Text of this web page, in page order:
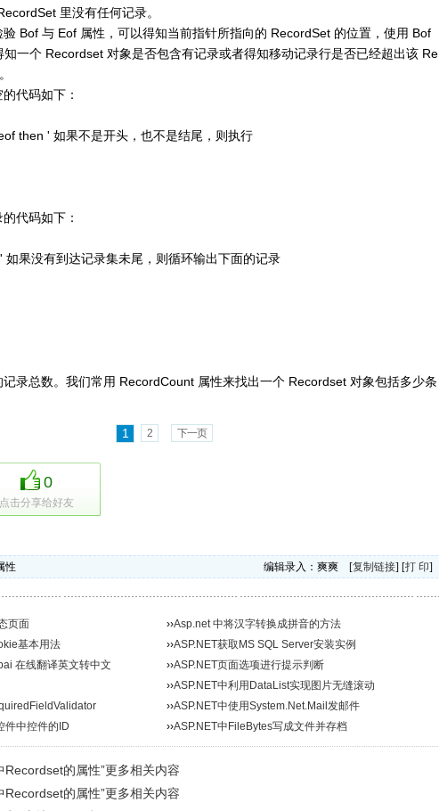
里没有任何记录。
验 Bof 与 Eof 属性，可以得知当前指针所指向的 RecordSet 的位置，使用 Bof
一个 Recordset 对象是否包含有记录或者得知移动记录行是否已经超出该 Re
代码如下：
then ' 如果不是开头，也不是结尾，则执行
代码如下：
如果没有到达记录集未尾，则循环输出下面的记录
记录总数。我们常用 RecordCount 属性来找出一个 Recordset 对象包括多少条
1 2 下一页
0
点击分享给好友
性 编辑录入：爽爽 [复制链接] [打 印]
页面 ››Asp.net 中将汉字转换成拼音的方法
基本用法 ››ASP.NET获取MS SQL Server安装实例
在线翻译英文转中文 ››ASP.NET页面选项进行提示判断
››ASP.NET中利用DataList实现图片无缝滚动
››ASP.NET中使用System.Net.Mail发邮件
件中控件的ID ››ASP.NET中FileBytes写成文件并存档
Recordset的属性”更多相关内容
Recordset的属性”更多相关内容